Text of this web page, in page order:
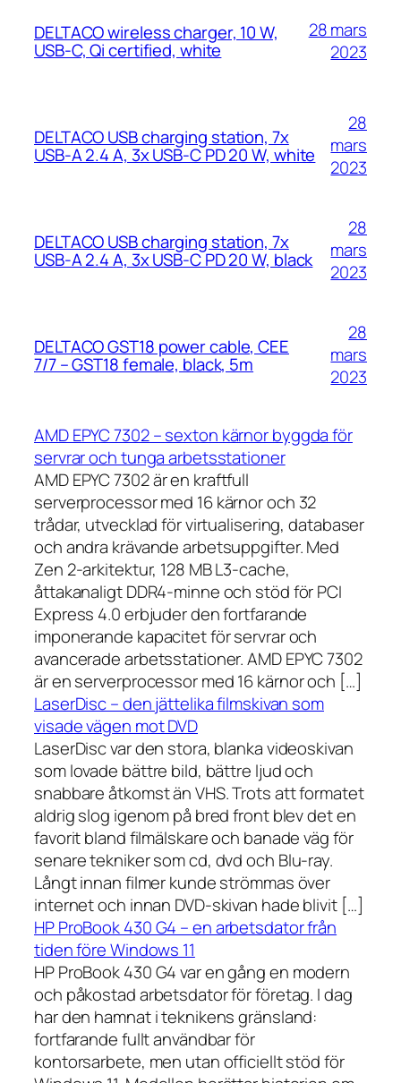
DELTACO wireless charger, 10 W,
USB-C, Qi certified, white
28 mars
2023
DELTACO USB charging station, 7x
USB-A 2.4 A, 3x USB-C PD 20 W, white
28
mars
2023
DELTACO USB charging station, 7x
USB-A 2.4 A, 3x USB-C PD 20 W, black
28
mars
2023
DELTACO GST18 power cable, CEE
7/7 – GST18 female, black, 5m
28
mars
2023
AMD EPYC 7302 – sexton kärnor byggda för
servrar och tunga arbetsstationer
AMD EPYC 7302 är en kraftfull
serverprocessor med 16 kärnor och 32
trådar, utvecklad för virtualisering, databaser
och andra krävande arbetsuppgifter. Med
Zen 2-arkitektur, 128 MB L3-cache,
åttakanaligt DDR4-minne och stöd för PCI
Express 4.0 erbjuder den fortfarande
imponerande kapacitet för servrar och
avancerade arbetsstationer. AMD EPYC 7302
är en serverprocessor med 16 kärnor och […]
LaserDisc – den jättelika filmskivan som
visade vägen mot DVD
LaserDisc var den stora, blanka videoskivan
som lovade bättre bild, bättre ljud och
snabbare åtkomst än VHS. Trots att formatet
aldrig slog igenom på bred front blev det en
favorit bland filmälskare och banade väg för
senare tekniker som cd, dvd och Blu-ray.
Långt innan filmer kunde strömmas över
internet och innan DVD-skivan hade blivit […]
HP ProBook 430 G4 – en arbetsdator från
tiden före Windows 11
HP ProBook 430 G4 var en gång en modern
och påkostad arbetsdator för företag. I dag
har den hamnat i teknikens gränsland:
fortfarande fullt användbar för
kontorsarbete, men utan officiellt stöd för